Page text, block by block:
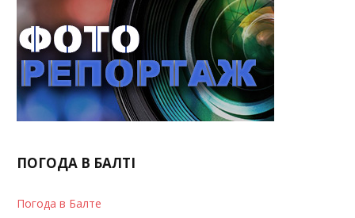
ПОГОДА В БАЛТІ
Погода в Балте